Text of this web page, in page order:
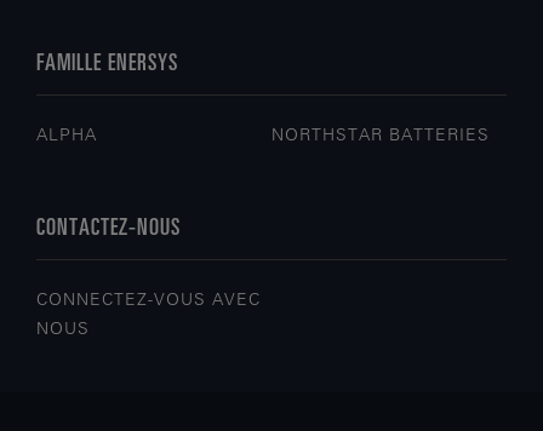
FAMILLE ENERSYS
ALPHA NORTHSTAR BATTERIES
CONTACTEZ-NOUS
CONNECTEZ-VOUS AVEC
NOUS